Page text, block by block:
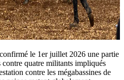
le 1er juillet 2026 une partie
contre quatre militants impliqués
contre les mégabassines de